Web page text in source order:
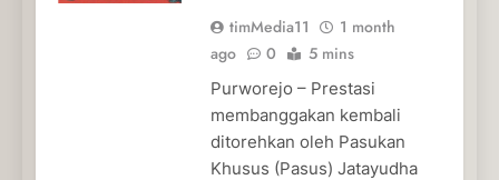
timMedia11
1 month
ago
0 5 mins
Purworejo – Prestasi
membanggakan kembali
ditorehkan oleh Pasukan
Khusus (Pasus) Jatayudha